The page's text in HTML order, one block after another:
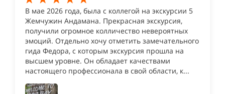
В мае 2026 года, была с коллегой на экскурсии 5
Жемчужин Андамана. Прекрасная экскурсия,
получили огромное колличество невероятных
эмоций. Отдельно хочу отметить замечательного
гида Федора, с которым экскурсия прошла на
высшем уровне. Он обладает качествами
настоящего профессионала в свой области, к...